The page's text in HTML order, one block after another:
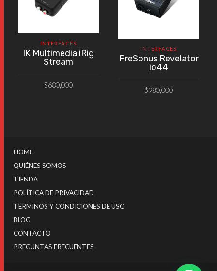
INTERFACES
IK Multimedia iRig
Stream
$680,000
INTERFACES
PreSonus Revelator
io44
$980,000
HOME
QUIÉNES SOMOS
TIENDA
POLÍTICA DE PRIVACIDAD
TÉRMINOS Y CONDICIONES DE USO
BLOG
CONTACTO
PREGUNTAS FRECUENTES